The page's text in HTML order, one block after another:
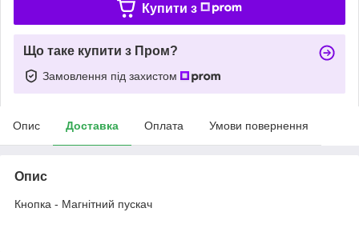
Купити з
Що таке купити з Пром?
Замовлення під захистом
Опис Доставка Оплата Умови повернення
Опис
Кнопка - Магнітний пускач